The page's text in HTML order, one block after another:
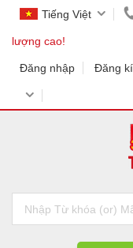
Tiếng Việt
lượng cao!
Đăng nhập Đăng kí